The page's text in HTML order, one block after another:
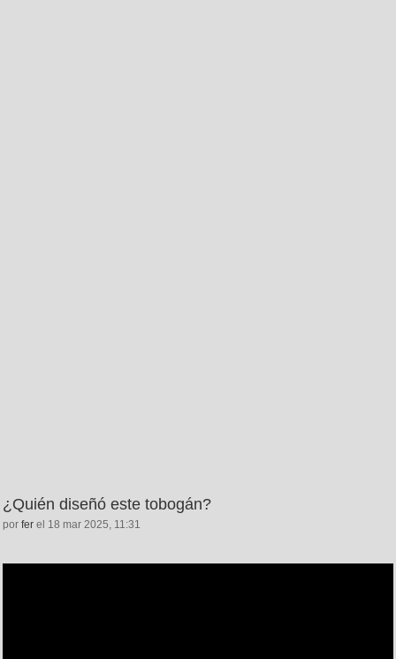
¿Quién diseñó este tobogán?
por fer el 18 mar 2025, 11:31